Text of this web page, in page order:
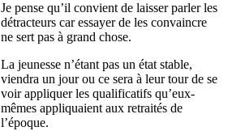
Je pense qu’il convient de laisser parler les
détracteurs car essayer de les convaincre
ne sert pas à grand chose.
La jeunesse n’étant pas un état stable,
viendra un jour ou ce sera à leur tour de se
voir appliquer les qualificatifs qu’eux-
mêmes appliquaient aux retraités de
l’époque.